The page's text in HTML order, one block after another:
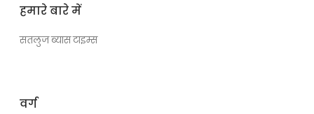
हमारे बारे में
सतलुज ब्यास टाइम्स
वर्ग